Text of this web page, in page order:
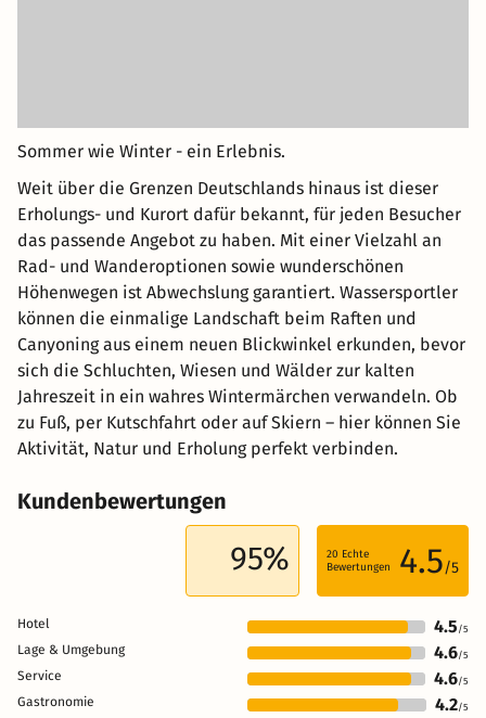
Sommer wie Winter - ein Erlebnis.
Weit über die Grenzen Deutschlands hinaus ist dieser
Erholungs- und Kurort dafür bekannt, für jeden Besucher
das passende Angebot zu haben. Mit einer Vielzahl an
Rad- und Wanderoptionen sowie wunderschönen
Höhenwegen ist Abwechslung garantiert. Wassersportler
können die einmalige Landschaft beim Raften und
Canyoning aus einem neuen Blickwinkel erkunden, bevor
sich die Schluchten, Wiesen und Wälder zur kalten
Jahreszeit in ein wahres Wintermärchen verwandeln. Ob
zu Fuß, per Kutschfahrt oder auf Skiern – hier können Sie
Aktivität, Natur und Erholung perfekt verbinden.
Kundenbewertungen
95% 20 Echte
Bewertungen
4.5/5
Hotel 4.5 /5
Lage & Umgebung 4.6/5
Service 4.6/5
Gastronomie 4.2/5